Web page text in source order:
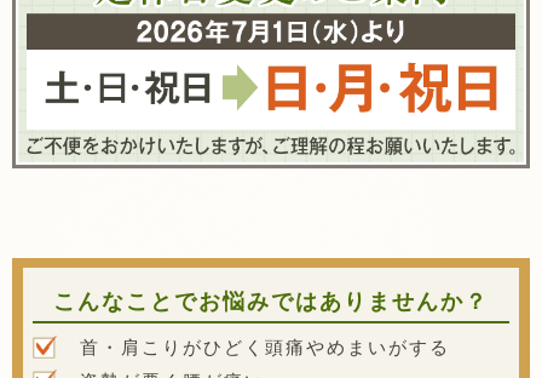
こんなことでお悩みではありませんか？
首・肩こりがひどく頭痛やめまいがする